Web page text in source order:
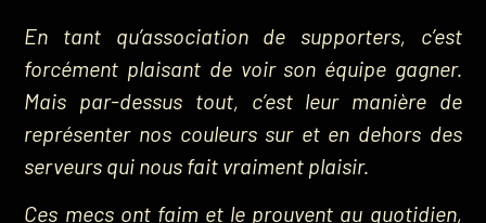
En tant qu’association de supporters, c’est
forcément plaisant de voir son équipe gagner.
Mais par-dessus tout, c’est leur manière de
représenter nos couleurs sur et en dehors des
serveurs qui nous fait vraiment plaisir.
Ces mecs ont faim et le prouvent au quotidien,